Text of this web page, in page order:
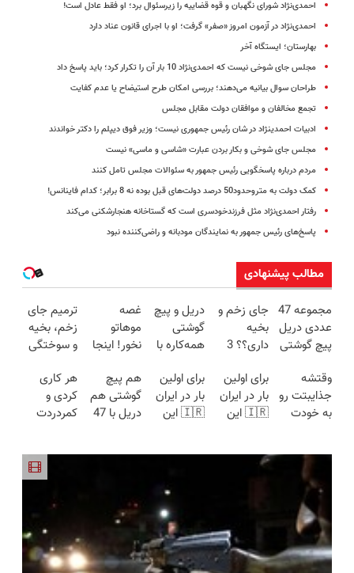
احمدی‌نژاد شورای نگهبان و قوه قضاییه را زیرسئوال برد؛ او فقط عادل است!
احمدی‌نژاد در آزمون امروز «صفر» گرفت؛ او با اجرای قانون عناد دارد
بهارستان؛ ایستگاه آخر
مجلس جای شوخی نیست که احمدی‌نژاد 10 بار آن را تکرار کرد؛ باید پاسخ داد
طراحان سوال بیانیه می‌دهند؛ بررسی امکان طرح استیضاح یا عدم کفایت
تجمع مخالفان و موافقان دولت مقابل مجلس
ادبیات احمدی​نژاد در شان رئیس جمهوری نیست؛ وزیر فوق دیپلم را دکتر خواندند
مجلس جای شوخی و بکار بردن عبارت «شاسی و ماسی» نیست
مردم درباره پاسخگویی رئیس جمهور به سئوالات مجلس تامل کنند
کمک دولت به متروحدود50 درصد دولت‌های قبل بوده نه 8 برابر؛ کدام فاینانس!
رفتار احمدی‌نژاد مثل فرزندخودسری است که گستاخانه هنجارشکنی می‌کند
پاسخ‌های رئیس جمهور به نمایندگان مودبانه و راضی‌کننده نبود
مطالب پیشنهادی
مجموعه 47
عددی دریل
پیچ گوشتی
(تخفیف به
مدت
محدود)
جای زخم و
بخیه
داری؟؟ 3
محوش کن!
دریل و پیچ
گوشتی
همه‌کاره با
هوشمند ⚙️
(نصف
قیمت بازار
غصه
موهاتو
نخور! اینجا
مو بکار
قسطی
پرداختش
ترمیم جای
زخم، بخیه
و سوختگی
هفته!!😍
وقتشه
جذایبتت رو
به خودت
رایگان بگیر)
برای اولین
بار در ایران
🇮🇷 این
برای اولین
بار در ایران
🇮🇷 این
هم پیچ
گوشتی هم
دریل با 47
هر کاری
کردی و
کمردردت
پرسشنامه و
دریافت راه